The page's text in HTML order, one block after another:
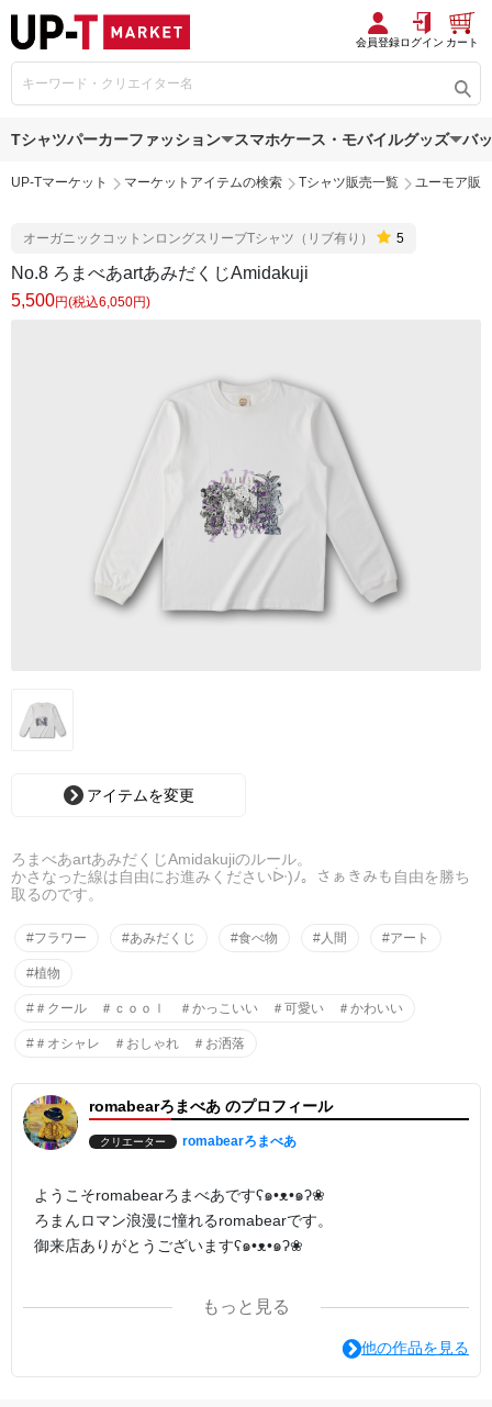
会員登録ログイン カート
Tシャツパーカーファッション スマホケース・モバイルグッズ バ
UP-Tマーケット マーケットアイテムの検索 Tシャツ販売一覧 ユーモア販
オーガニックコットンロングスリーブTシャツ（リブ有り） 5
No.8 ろまべあartあみだくじAmidakuji
5,500円(税込6,050円)
アイテムを変更
ろまべあartあみだくじAmidakujiのルール。
かさなった線は自由にお進みくださいᐕ)ﾉ。さぁきみも自由を勝ち
取るのです。
#フラワー #あみだくじ #食べ物 #人間 #アート
#植物
#＃クール ＃ｃｏｏｌ ＃かっこいい ＃可愛い ＃かわいい
#＃オシャレ ＃おしゃれ ＃お洒落
romabearろまべあ のプロフィール
クリエーター romabearろまべあ
ようこそromabearろまべあですʕ๑•ᴥ•๑ʔ❀
ろまんロマン浪漫に憧れるromabearです。
御来店ありがとうございますʕ๑•ᴥ•๑ʔ❀
ろまべあﾃﾞｻﾞｲﾝはｵﾘｼﾞﾅﾙｷｬｸﾀｰ 写真 ﾃﾞｼﾞﾀﾙｱｰﾄ 色鉛筆画 絵画
などさまざまに作っております。
もっと見る
他の作品を見る